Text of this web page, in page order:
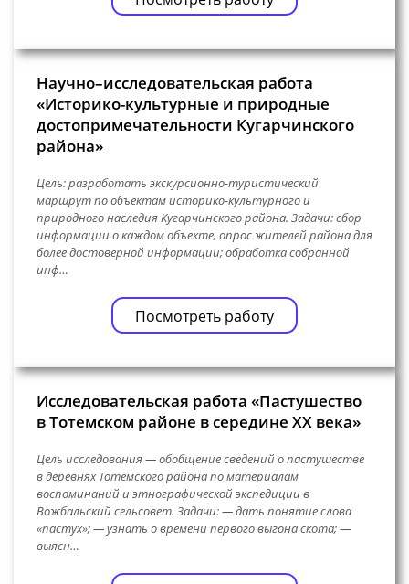
Научно–исследовательская работа
«Историко-культурные и природные
достопримечательности Кугарчинского
района»
Цель: разработать экскурсионно-туристический
маршрут по объектам историко-культурного и
природного наследия Кугарчинского района. Задачи: сбор
информации о каждом объекте, опрос жителей района для
более достоверной информации; обработка собранной
инф…
Посмотреть работу
Исследовательская работа «Пастушество
в Тотемском районе в середине XX века»
Цель исследования — обобщение сведений о пастушестве
в деревнях Тотемского района по материалам
воспоминаний и этнографической экспедиции в
Вожбальский сельсовет. Задачи: — дать понятие слова
«пастух»; — узнать о времени первого выгона скота; —
выясн…